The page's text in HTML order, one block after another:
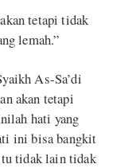
tetapi tidak
lemah.”
As-Sa’di
akan tetapi
hati yang
ini bisa bangkit
tidak lain tidak